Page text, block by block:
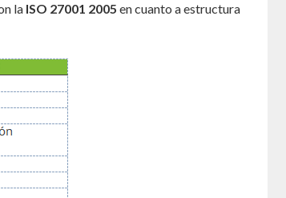
la ISO 27001 2005 en cuanto a estructura